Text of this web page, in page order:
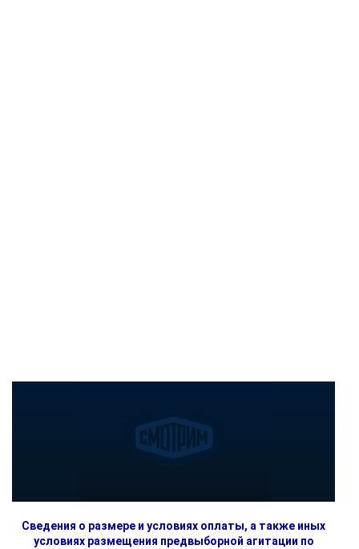
Сведения о размере и условиях оплаты, а также иных
условиях размещения предвыборной агитации по